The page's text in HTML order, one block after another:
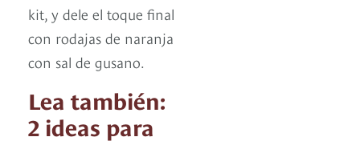
kit, y dele el toque final
con rodajas de naranja
con sal de gusano.
Lea también:
2 ideas para